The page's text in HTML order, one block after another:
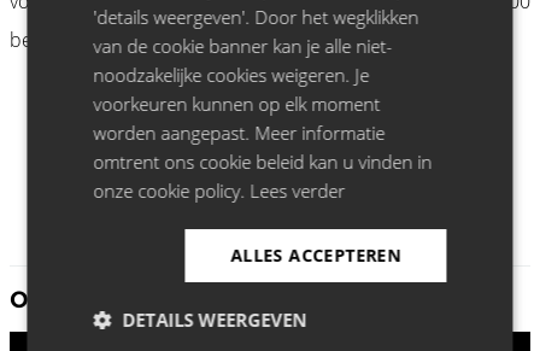
bezoekers.
Ontdek meer Francesco De Carlo:
'details weergeven'. Door het wegklikken
van de cookie banner kan je alle niet-
noodzakelijke cookies weigeren. Je
voorkeuren kunnen op elk moment
worden aangepast. Meer informatie
omtrent ons cookie beleid kan u vinden in
onze cookie policy. Lees verder
ALLES ACCEPTEREN
DETAILS WEERGEVEN